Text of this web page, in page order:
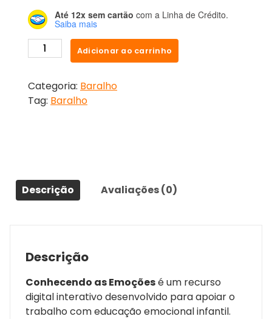
Até 12x sem cartão com a Linha de Crédito.
Saiba mais
Adicionar ao carrinho
Categoria: Baralho
Tag: Baralho
Descrição Avaliações (0)
Descrição
Conhecendo as Emoçõesé um recurso
digital interativo desenvolvido para apoiar o
trabalho com educação emocional infantil.